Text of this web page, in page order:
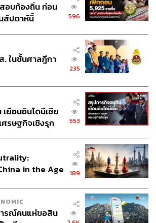
อบท้องถิ่น ก่อน
สัปดาห์นี้
596
. ในชั้นศาลฎีกา
235
ยือนอินโดนีเซีย
รษฐกิจเชิงรุก
553
in the Age
189
ารณ์คนแห่ขอสิน